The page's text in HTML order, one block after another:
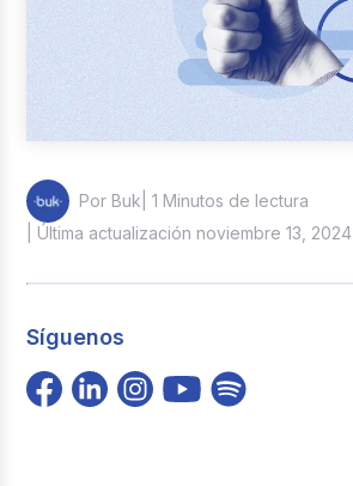
Por Buk | 1 Minutos de lectura
| Última actualización noviembre 13, 2024
Síguenos